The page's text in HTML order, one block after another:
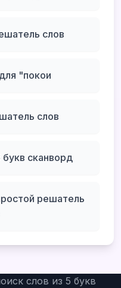
слов
"покои
слов
сканворд
решатель
слов из 5 букв